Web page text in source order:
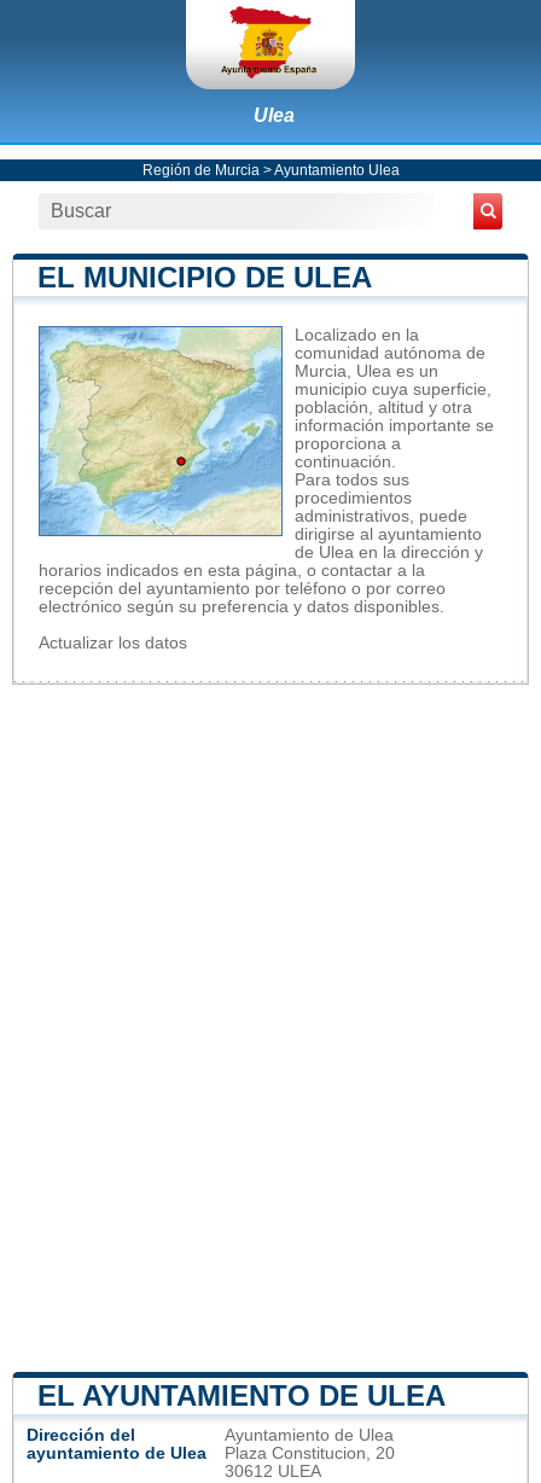
Ulea
Región de Murcia >Ayuntamiento Ulea
EL MUNICIPIO DE ULEA
Localizado en la
comunidad autónoma de
Murcia, Ulea es un
municipio cuya superficie,
población, altitud y otra
información importante se
proporciona a
continuación.
Para todos sus
procedimientos
administrativos, puede
dirigirse al ayuntamiento
de Ulea en la dirección y
horarios indicados en esta página, o contactar a la
recepción del ayuntamiento por teléfono o por correo
electrónico según su preferencia y datos disponibles.
Actualizar los datos
EL AYUNTAMIENTO DE ULEA
Dirección del
ayuntamiento de Ulea
Ayuntamiento de Ulea
Plaza Constitucion, 20
30612 ULEA